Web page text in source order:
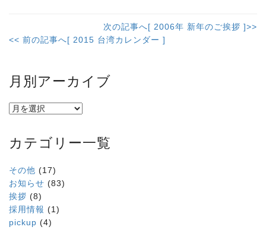
次の記事へ[ 2006年 新年のご挨拶 ]>>
<< 前の記事へ[ 2015 台湾カレンダー ]
月別アーカイブ
カテゴリー一覧
その他 (17)
お知らせ (83)
挨拶 (8)
採用情報 (1)
pickup (4)